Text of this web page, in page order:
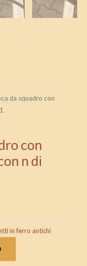
da squadro con
con
n di
in ferro antichi